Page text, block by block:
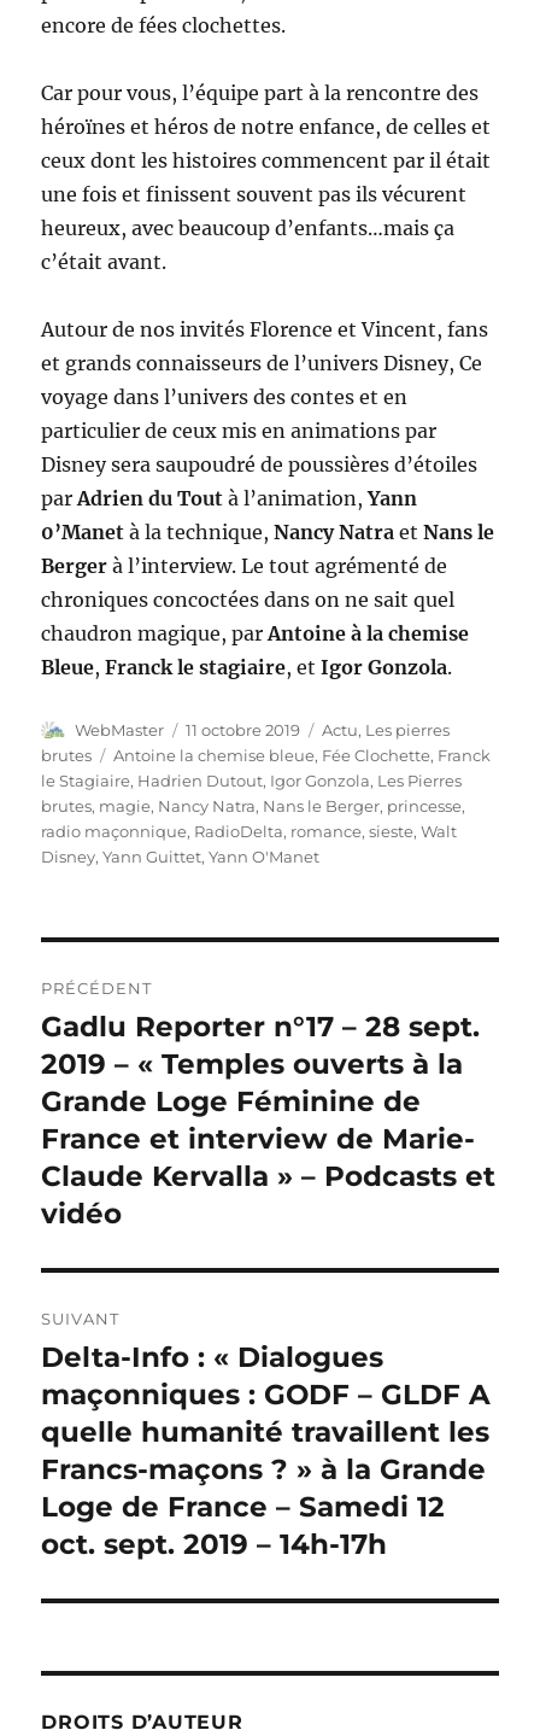
encore de fées clochettes.
Car pour vous, l’équipe part à la rencontre des
héroïnes et héros de notre enfance, de celles et
ceux dont les histoires commencent par il était
une fois et finissent souvent pas ils vécurent
heureux, avec beaucoup d’enfants…mais ça
c’était avant.
Autour de nos invités Florence et Vincent, fans
et grands connaisseurs de l’univers Disney, Ce
voyage dans l’univers des contes et en
particulier de ceux mis en animations par
Disney sera saupoudré de poussières d’étoiles
parAdrien du Tout à l’animation,Yann
0’Manet à la technique,Nancy Natra etNans le
Berger à l’interview. Le tout agrémenté de
chroniques concoctées dans on ne sait quel
chaudron magique, parAntoine à la chemise
Bleue,Franck le stagiaire, etIgor Gonzola.
Auteur
WebMaster
Publié
le
11 octobre 2019 Catégories
Actu, Les pierres
brutes
Étiquettes
Antoine la chemise bleue, Fée Clochette, Franck
le Stagiaire, Hadrien Dutout, Igor Gonzola, Les Pierres
brutes, magie, Nancy Natra, Nans le Berger, princesse,
radio maçonnique, RadioDelta, romance,sieste,Walt
Disney,Yann Guittet,Yann O'Manet
de
l’article
PRÉCÉDENT
Publication
précédente :
Gadlu Reporter n°17 – 28 sept.
2019 – « Temples ouverts à la
Grande Loge Féminine de
France et interview de Marie-
Claude Kervalla » – Podcasts et
vidéo
SUIVANT
Publication
suivante :
Delta-Info : « Dialogues
maçonniques : GODF – GLDF A
quelle humanité travaillent les
Francs-maçons ? » à la Grande
Loge de France – Samedi 12
oct. sept. 2019 – 14h-17h
DROITS D’AUTEUR